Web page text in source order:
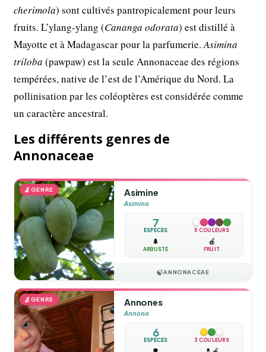
cherimola) sont cultivés pantropicalement pour leurs
fruits. L’ylang-ylang (Cananga odorata) est distillé à
Mayotte et à Madagascar pour la parfumerie.Asimina
triloba (pawpaw) est la seule Annonaceae des régions
tempérées, native de l’est de l’Amérique du Nord. La
pollinisation par les coléoptères est considérée comme
un caractère ancestral.
Les différents genres de
Annonaceae
🔬 GENRE Asimine
Asimina
7
ESPÈCES 5 COULEURS
🌲
ARBUSTE
🍎
FRUIT
🍃ANNONACEAE
🔬 GENRE Annones
Annona
6
ESPÈCES 3 COULEURS